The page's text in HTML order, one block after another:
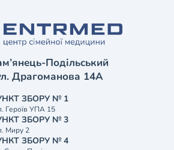
Подільський
Драгоманова 14А
ЗБОРУ № 1
Героїв УПА 15
ЗБОРУ № 3
Миру 2
ЗБОРУ № 4